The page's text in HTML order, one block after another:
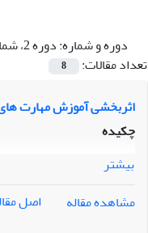
دوره و شماره:دوره 2، شماره 6، تابستان 1391
تعداد مقالات:
8
اثربخشی آموزش مهارت های
چکیده
بیشتر
مشاهده مقاله
اصل